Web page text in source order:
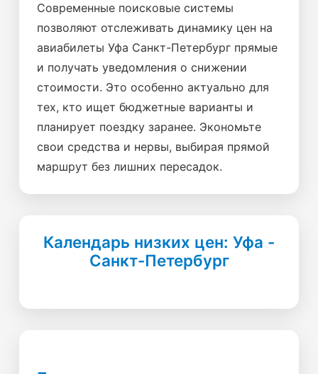
Современные поисковые системы
позволяют отслеживать динамику цен на
авиабилеты Уфа Санкт-Петербург прямые
и получать уведомления о снижении
стоимости. Это особенно актуально для
тех, кто ищет бюджетные варианты и
планирует поездку заранее. Экономьте
свои средства и нервы, выбирая прямой
маршрут без лишних пересадок.
Календарь низких цен: Уфа -
Санкт-Петербург